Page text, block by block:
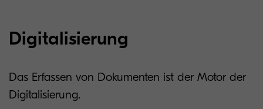
Digitalisierung
Das Erfassen von Dokumenten ist der Motor der
Digitalisierung.